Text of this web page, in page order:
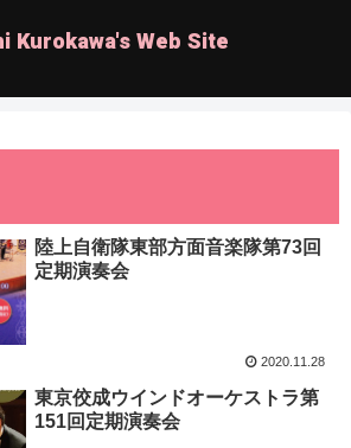
Kurokawa's Web Site
陸上自衛隊東部方面音楽隊第73回
定期演奏会
2020.11.28
東京佼成ウインドオーケストラ第
151回定期演奏会